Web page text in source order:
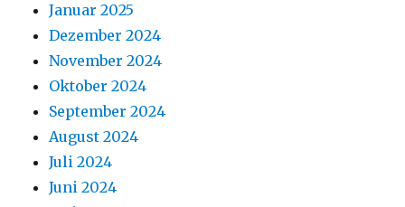
Januar 2025
Dezember 2024
November 2024
Oktober 2024
September 2024
August 2024
Juli 2024
Juni 2024